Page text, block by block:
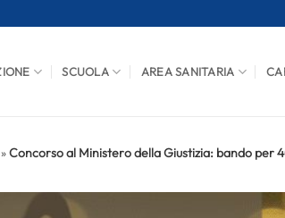
SCUOLA AREA SANITARIA
»Concorso al Ministero della Giustizia: bando per